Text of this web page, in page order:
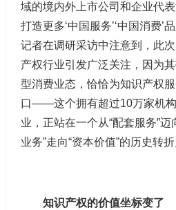
域的境内外上市公司和企业代
打造更多‘中国服务’‘中国消费’
记者在调研采访中注意到，此
产权行业引发广泛关注，因为
型消费业态，恰恰为知识产权
口——这个拥有超过10万家机
业，正站在一个从“配套服务”迈
业务”走向“资本价值”的历史转折
知识产权的价值坐标变了